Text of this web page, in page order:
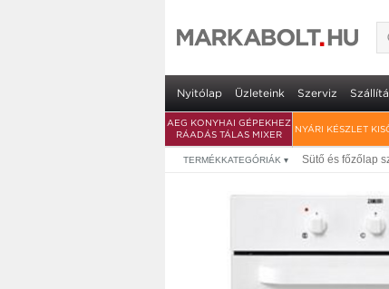
Nyitólap Üzleteink Szerviz
AEG KONYHAI GÉPEKHEZ
RÁADÁS TÁLAS MIXER
NYÁRI KÉSZLET
TERMÉKKATEGÓRIÁK ▾ Sütő és főzőlap